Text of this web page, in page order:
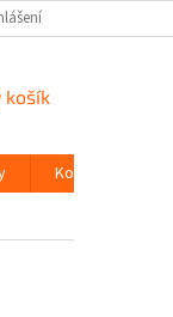
košík
Kontakty